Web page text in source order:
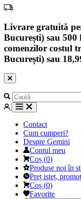
Livrare gratuită
București) sau
comenzilor costul
București) sau
Contact
Cum cumperi?
Despre Gemini
Contul meu
Coș (0)
Produse noi în
Preț isteț,
Coș (0)
Favorite